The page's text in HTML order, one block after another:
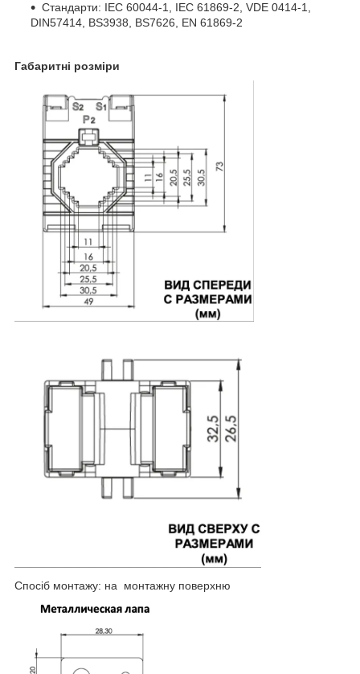
Стандарти: IEC 60044-1, IEC 61869-2, VDE 0414-1,
DIN57414, BS3938, BS7626, EN 61869-2
Габаритні розміри
Спосіб монтажу: на монтажну поверхню